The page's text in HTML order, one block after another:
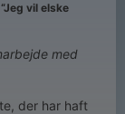
vil elske
med
der har haft